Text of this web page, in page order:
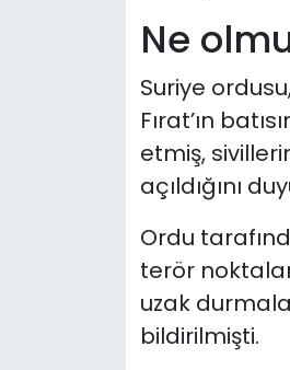
Ne
Suriye
Fırat’ın
etmiş,
açıldığını
Ordu
terör
uzak
bildirilmişti.